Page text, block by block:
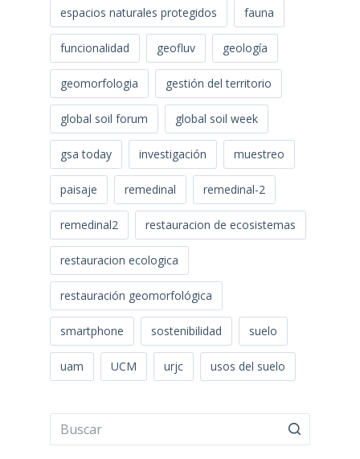
espacios naturales protegidos fauna
funcionalidad geofluv geología
geomorfologia gestión del territorio
global soil forum global soil week
gsa today investigación muestreo
paisaje remedinal remedinal-2
remedinal2 restauracion de ecosistemas
restauracion ecologica
restauración geomorfológica
smartphone sostenibilidad suelo
uam UCM urjc usos del suelo